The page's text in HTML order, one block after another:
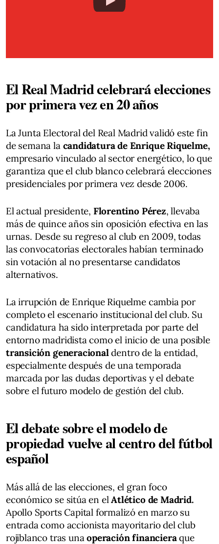
El Real Madrid celebrará elecciones
por primera vez en 20 años
La Junta Electoral del Real Madrid validó este fin
de semana la candidatura de Enrique Riquelme,
empresario vinculado al sector energético, lo que
garantiza que el club blanco celebrará elecciones
presidenciales por primera vez desde 2006.
El actual presidente, Florentino Pérez, llevaba
más de quince años sin oposición efectiva en las
urnas. Desde su regreso al club en 2009, todas
las convocatorias electorales habían terminado
sin votación al no presentarse candidatos
alternativos.
La irrupción de Enrique Riquelme cambia por
completo el escenario institucional del club. Su
candidatura ha sido interpretada por parte del
entorno madridista como el inicio de una posible
transición generacionaldentro de la entidad,
especialmente después de una temporada
marcada por las dudas deportivas y el debate
sobre el futuro modelo de gestión del club.
El debate sobre el modelo de
propiedad vuelve al centro del fútbol
español
Más allá de las elecciones, el gran foco
económico se sitúa en elAtlético de Madrid.
Apollo Sports Capital formalizó en marzo su
entrada como accionista mayoritario del club
rojiblanco tras unaoperación financieraque